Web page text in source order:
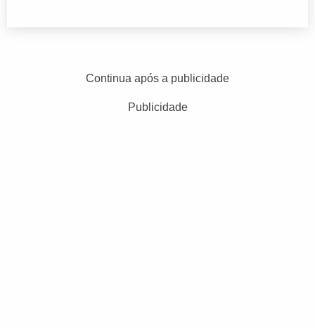
Continua após a publicidade
Publicidade